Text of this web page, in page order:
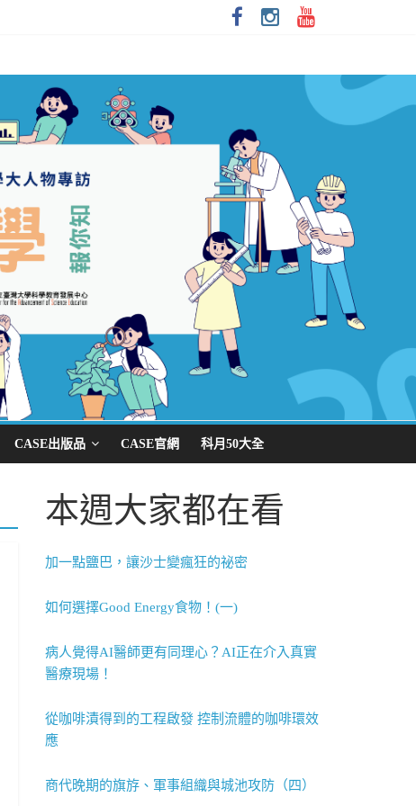
CASE出版品 CASE官網 科月50大全
本週大家都在看
加一點鹽巴，讓沙士變瘋狂的祕密
如何選擇Good Energy食物！(一)
病人覺得AI醫師更有同理心？AI正在介入真實
醫療現場！
從咖啡漬得到的工程啟發 控制流體的咖啡環效
應
商代晚期的旗斿、軍事組織與城池攻防（四）